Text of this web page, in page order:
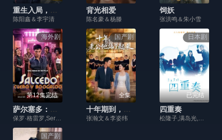
重生入局，九元执掌全世界
陈阳鑫＆李宇清
背光相爱
陈名豪＆杨滕
饲妖
张洪鸣＆朱小雪
海外剧
第12集完结
萨尔塞多：夜色节拍
保罗·格雷罗,Sergio·Palau,Ramiro·Meneses
国产剧
全集
十年期到，老公他站了起来
张瀚文＆李姿纬
日本剧
已完结
四重奏
松隆子,满岛光,高桥一生,松田龙平,吉冈里帆,富泽岳史,八木亚希子,坂间大介,罇真佐子,尾形一成,菊池亚希子,宫藤官九郎,藤原季节,高桥源一郎,前田旺志郎,中村优子,约希纳里·茨士,高桥玛莉润,永岛敬三,浅野和之,平原哲,安藤轮子,森冈龙,大森靖子,阿部力,大仓孝二,木下政治,五十岚信次郎,筱原友希子,坂本美雨,远藤璃菜
国产剧